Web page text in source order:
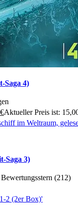
Saga 4)
€Aktueller Preis ist:
Saga 3)
(212)